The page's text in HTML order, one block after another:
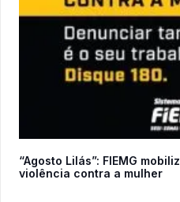
“Agosto Lilás”: FIEMG
violência contra a mulher